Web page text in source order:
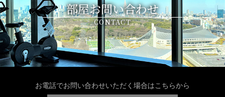
部屋お問い合わせ
CONTACT
お電話でお問い合わせいただく場合はこちらから